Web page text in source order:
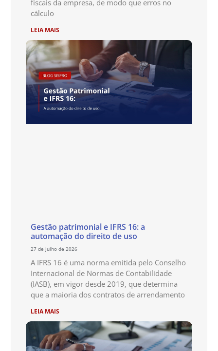
fiscais da empresa, de modo que erros no
cálculo
LEIA MAIS
Gestão patrimonial e IFRS 16: a
automação do direito de uso
27 de julho de 2026
A IFRS 16 é uma norma emitida pelo Conselho
Internacional de Normas de Contabilidade
(IASB), em vigor desde 2019, que determina
que a maioria dos contratos de arrendamento
LEIA MAIS